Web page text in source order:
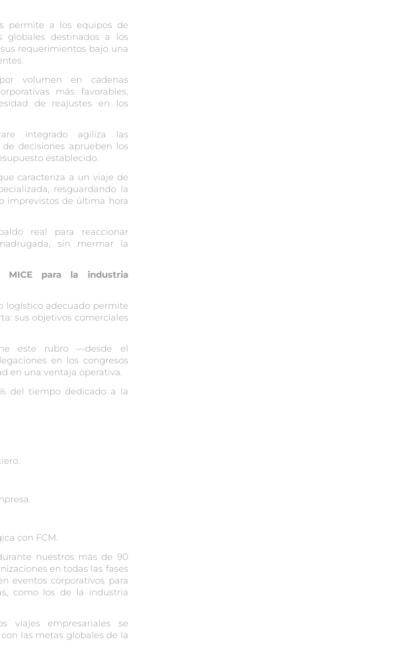
permite a los equipos de
globales destinados a los
requerimientos bajo una
volumen en cadenas
más favorables,
de reajustes en los
integrado agiliza las
decisiones aprueben los
establecido.
caracteriza a un viaje de
resguardando la
imprevistos de última hora
real para reaccionar
sin mermar la
para la industria
logístico adecuado permite
sus objetivos comerciales
este rubro —desde el
en los congresos
en una ventaja operativa.
del tiempo dedicado a la
con FCM.
nuestros más de 90
en todas las fases
eventos corporativos para
como los de la industria
viajes empresariales se
las metas globales de la